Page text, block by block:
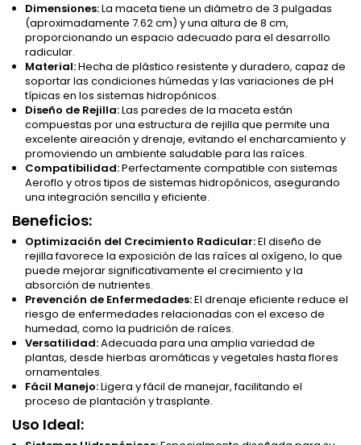
Dimensiones:La maceta tiene un diámetro de 3 pulgadas
(aproximadamente 7.62 cm) y una altura de 8 cm,
proporcionando un espacio adecuado para el desarrollo
radicular.
Material:Hecha de plástico resistente y duradero, capaz de
soportar las condiciones húmedas y las variaciones de pH
típicas en los sistemas hidropónicos.
Diseño de Rejilla:Las paredes de la maceta están
compuestas por una estructura de rejilla que permite una
excelente aireación y drenaje, evitando el encharcamiento y
promoviendo un ambiente saludable para las raíces.
Compatibilidad:Perfectamente compatible con sistemas
Aeroflo y otros tipos de sistemas hidropónicos, asegurando
una integración sencilla y eficiente.
Beneficios:
Optimización del Crecimiento Radicular:El diseño de
rejilla favorece la exposición de las raíces al oxígeno, lo que
puede mejorar significativamente el crecimiento y la
absorción de nutrientes.
Prevención de Enfermedades:El drenaje eficiente reduce el
riesgo de enfermedades relacionadas con el exceso de
humedad, como la pudrición de raíces.
Versatilidad:Adecuada para una amplia variedad de
plantas, desde hierbas aromáticas y vegetales hasta flores
ornamentales.
Fácil Manejo:Ligera y fácil de manejar, facilitando el
proceso de plantación y trasplante.
Uso Ideal: